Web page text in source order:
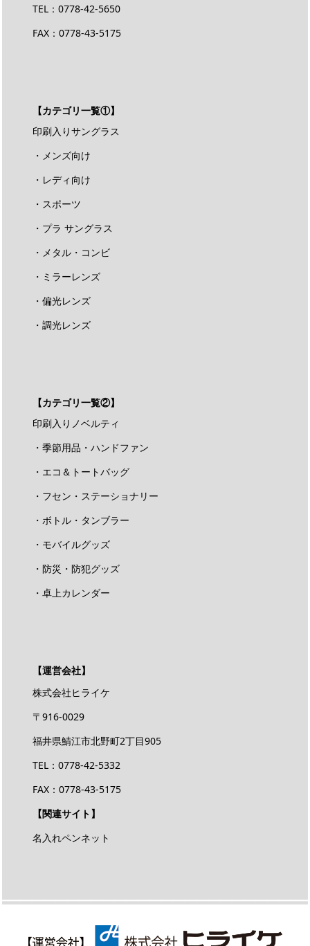
TEL：0778-42-5650
FAX：0778-43-5175
【カテゴリ一覧①】
印刷入りサングラス
・メンズ向け
・レディ向け
・スポーツ
・プラ サングラス
・メタル・コンビ
・ミラーレンズ
・偏光レンズ
・調光レンズ
【カテゴリ一覧②】
印刷入りノベルティ
・季節用品・ハンドファン
・エコ＆トートバッグ
・フセン・ステーショナリー
・ボトル・タンブラー
・モバイルグッズ
・防災・防犯グッズ
・卓上カレンダー
【運営会社】
株式会社ヒライケ
〒916-0029
福井県鯖江市北野町2丁目905
TEL：0778-42-5332
FAX：0778-43-5175
【関連サイト】
名入れペンネット